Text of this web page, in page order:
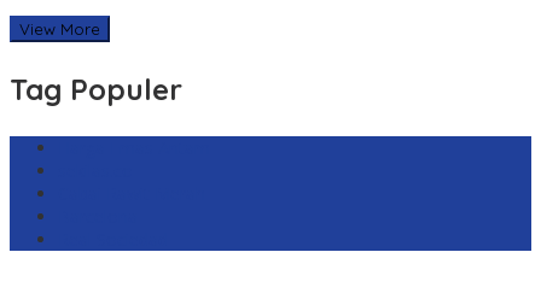
View More
Tag Populer